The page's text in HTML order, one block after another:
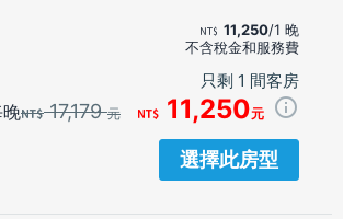
11,250/1 晚
不含稅金和服務費
只剩 1 間客房
17,179元 11,250元
選擇此房型